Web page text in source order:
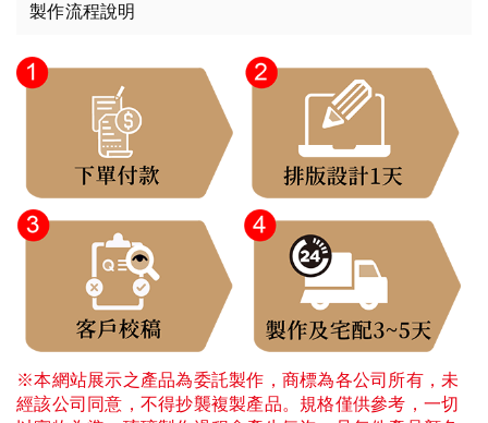
製作流程說明
※本網站展示之產品為委託製作，商標為各公司所有，未
經該公司同意，不得抄襲複製產品。規格僅供參考，一切